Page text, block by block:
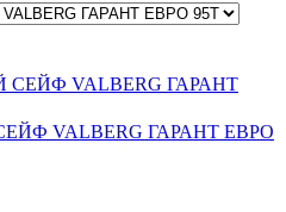
VALBERG ГАРАНТ ЕВРО